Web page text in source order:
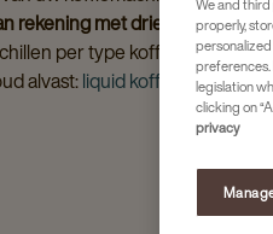
rekening met drie factoren:
per type koffie. Een
alvast:liquid koffie wordt uw
We and
properly,
legislation
clicking on
privacy